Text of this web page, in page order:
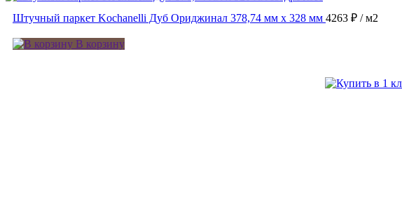
Штучный паркет Kochanelli Дуб Ориджинал 378,74 мм х 328 мм 4263 ₽ / м2
В корзину